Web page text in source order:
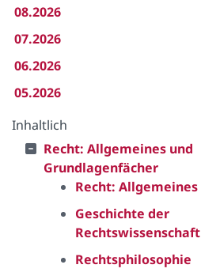
08.2026
07.2026
06.2026
05.2026
Inhaltlich
Recht: Allgemeines und
Grundlagenfächer
Recht: Allgemeines
Geschichte der
Rechtswissenschaft
Rechtsphilosophie